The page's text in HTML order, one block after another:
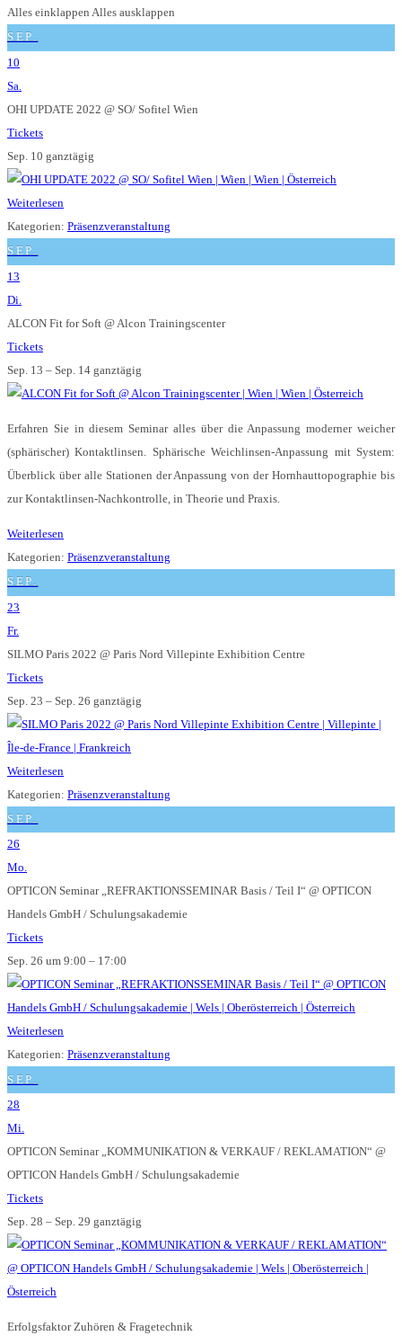
Alles einklappen Alles ausklappen
SEP.
10
Sa.
OHI UPDATE 2022 @ SO/ Sofitel Wien
Tickets
Sep. 10 ganztägig
Weiterlesen
Kategorien: Präsenzveranstaltung
SEP.
13
Di.
ALCON Fit for Soft @ Alcon Trainingscenter
Tickets
Sep. 13 – Sep. 14 ganztägig
Erfahren Sie in diesem Seminar alles über die Anpassung moderner weicher
(sphärischer) Kontaktlinsen. Sphärische Weichlinsen-Anpassung mit System:
Überblick über alle Stationen der Anpassung von der Hornhauttopographie bis
zur Kontaktlinsen-Nachkontrolle, in Theorie und Praxis.
Weiterlesen
Kategorien: Präsenzveranstaltung
SEP.
23
Fr.
SILMO Paris 2022 @ Paris Nord Villepinte Exhibition Centre
Tickets
Sep. 23 – Sep. 26 ganztägig
Weiterlesen
Kategorien: Präsenzveranstaltung
SEP.
26
Mo.
OPTICON Seminar „REFRAKTIONSSEMINAR Basis / Teil I“ @ OPTICON
Handels GmbH / Schulungsakademie
Tickets
Sep. 26 um 9:00 – 17:00
Weiterlesen
Kategorien: Präsenzveranstaltung
SEP.
28
Mi.
OPTICON Seminar „KOMMUNIKATION & VERKAUF / REKLAMATION“ @
OPTICON Handels GmbH / Schulungsakademie
Tickets
Sep. 28 – Sep. 29 ganztägig
Erfolgsfaktor Zuhören & Fragetechnik